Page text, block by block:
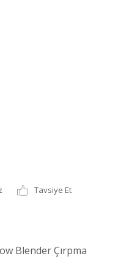
Tavsiye Et
Blender Çırpma